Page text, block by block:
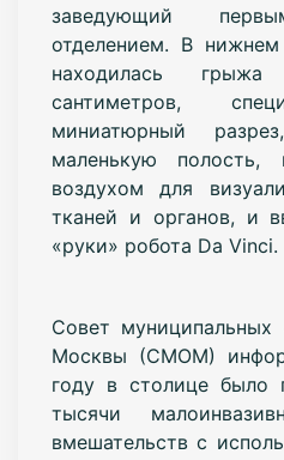
заведующий
отделением. В
находилась
сантиметров,
миниатюрный
маленькую полость,
воздухом для
тканей и органов, и
«руки» робота Da Vinci.
Совет муниципальных
Москвы (СМОМ)
году в столице было
тысячи
вмешательств с